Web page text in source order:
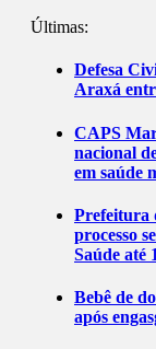
Últimas:
Defesa
Araxá
CAPS
nacional
em saúde
Prefeitura
processo
Saúde até
Bebê de
após